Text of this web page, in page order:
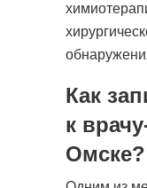
Иссечение
Как
к
Омске?